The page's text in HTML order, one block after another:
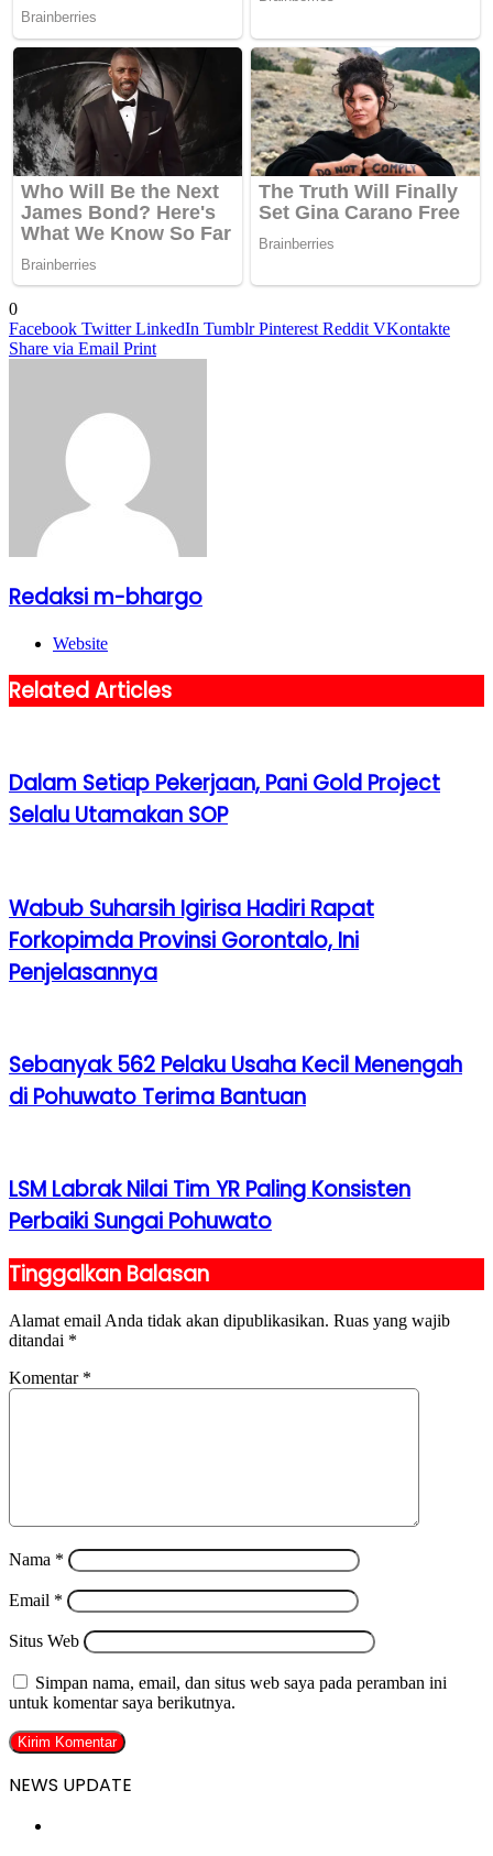
0
Facebook Twitter LinkedIn Tumblr Pinterest Reddit VKontakte
Share via Email Print
Redaksi m-bhargo
Website
Related Articles
Dalam Setiap Pekerjaan, Pani Gold Project
Selalu Utamakan SOP
Wabub Suharsih Igirisa Hadiri Rapat
Forkopimda Provinsi Gorontalo, Ini
Penjelasannya
Sebanyak 562 Pelaku Usaha Kecil Menengah
di Pohuwato Terima Bantuan
LSM Labrak Nilai Tim YR Paling Konsisten
Perbaiki Sungai Pohuwato
Tinggalkan Balasan
Alamat email Anda tidak akan dipublikasikan. Ruas yang wajib
ditandai *
Komentar *
Nama *
Email *
Situs Web
Simpan nama, email, dan situs web saya pada peramban ini
untuk komentar saya berikutnya.
NEWS UPDATE